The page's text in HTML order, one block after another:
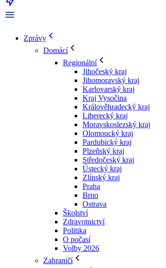
Zprávy
Domácí
Regionální
Jihočeský kraj
Jihomoravský kraj
Karlovarský kraj
Kraj Vysočina
Králověhradecký kraj
Liberecký kraj
Moravskoslezský kraj
Olomoucký kraj
Pardubický kraj
Plzeňský kraj
Středočeský kraj
Ústecký kraj
Zlínský kraj
Praha
Brno
Ostrava
Školství
Zdravotnictví
Politika
O počasí
Volby 2026
Zahraničí